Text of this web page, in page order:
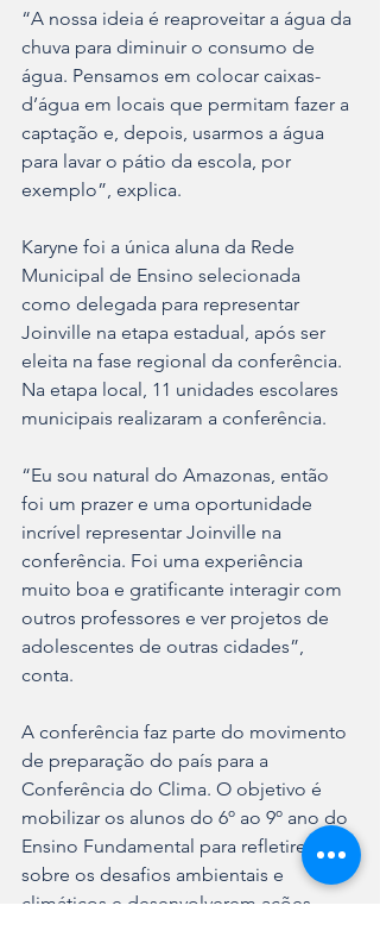
“A nossa ideia é reaproveitar a água da
chuva para diminuir o consumo de
água. Pensamos em colocar caixas-
d’água em locais que permitam fazer a
captação e, depois, usarmos a água
para lavar o pátio da escola, por
exemplo”, explica.
Karyne foi a única aluna da Rede
Municipal de Ensino selecionada
como delegada para representar
Joinville na etapa estadual, após ser
eleita na fase regional da conferência.
Na etapa local, 11 unidades escolares
municipais realizaram a conferência.
“Eu sou natural do Amazonas, então
foi um prazer e uma oportunidade
incrível representar Joinville na
conferência. Foi uma experiência
muito boa e gratificante interagir com
outros professores e ver projetos de
adolescentes de outras cidades”,
conta.
A conferência faz parte do movimento
de preparação do país para a
Conferência do Clima. O objetivo é
mobilizar os alunos do 6º ao 9º ano do
Ensino Fundamental para refletirem
sobre os desafios ambientais e
climáticos e desenvolverem ações